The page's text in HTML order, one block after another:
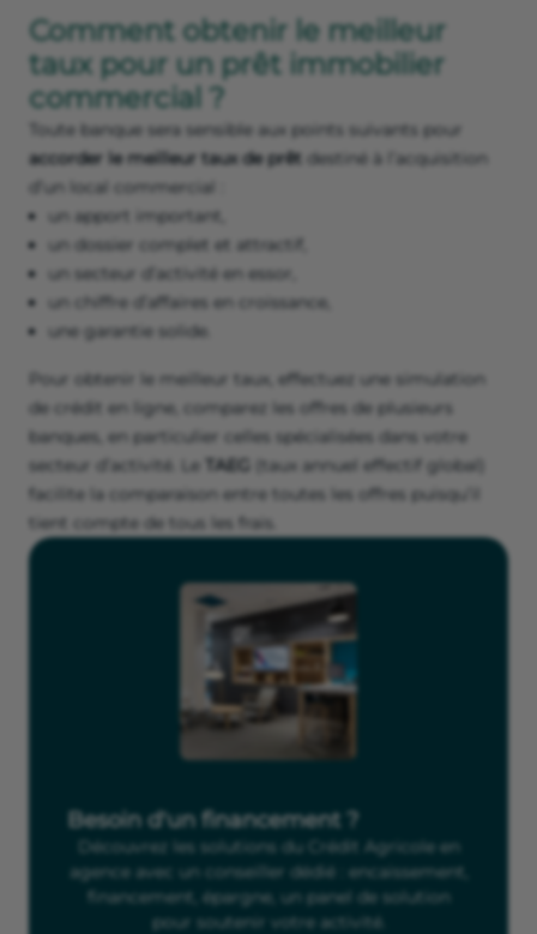
Comment obtenir le meilleur
taux pour un prêt immobilier
commercial ?
Toute banque sera sensible aux points suivants pour
accorder le meilleur taux de prêt destiné à l’acquisition
d’un local commercial :
un apport important,
un dossier complet et attractif,
un secteur d’activité en essor,
un chiffre d’affaires en croissance,
une garantie solide.
Pour obtenir le meilleur taux, effectuez une simulation
de crédit en ligne, comparez les offres de plusieurs
banques, en particulier celles spécialisées dans votre
secteur d’activité. Le
TAEG
(taux annuel effectif global)
facilite la comparaison entre toutes les offres puisqu’il
tient compte de tous les frais.
Besoin d'un financement ?
Découvrez les solutions du Crédit Agricole en
agence avec un conseiller dédié : encaissement,
financement, épargne, un panel de solution
pour soutenir votre activité.